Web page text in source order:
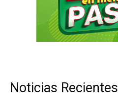
Noticias Recientes